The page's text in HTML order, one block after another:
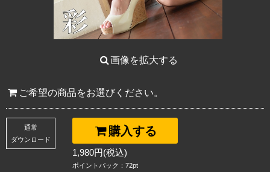
画像を拡大する
ご希望の商品をお選びください。
購入する
通常
ダウンロード
1,980円(税込)
ポイントバック：72pt